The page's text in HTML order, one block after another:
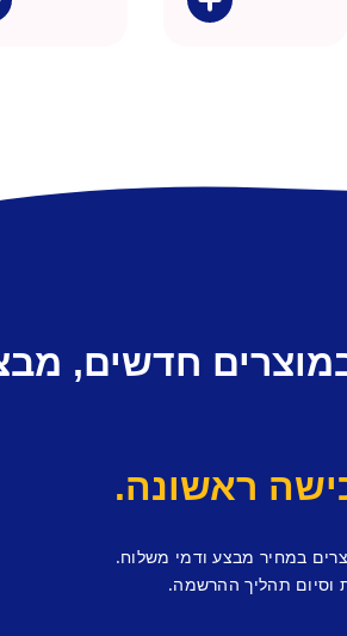
חדשים,
במחיר מבצע ודמי משלוח.
וסיום תהליך ההרשמה.